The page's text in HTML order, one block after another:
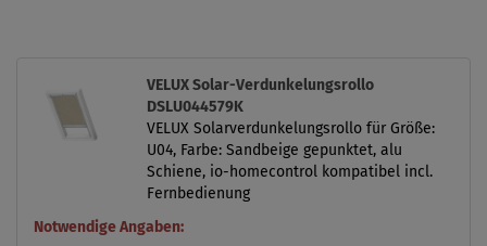
VELUX Solar-Verdunkelungsrollo
DSLU044579K
VELUX Solarverdunkelungsrollo für Größe:
U04, Farbe: Sandbeige gepunktet, alu
Schiene, io-homecontrol kompatibel incl.
Fernbedienung
Notwendige Angaben: